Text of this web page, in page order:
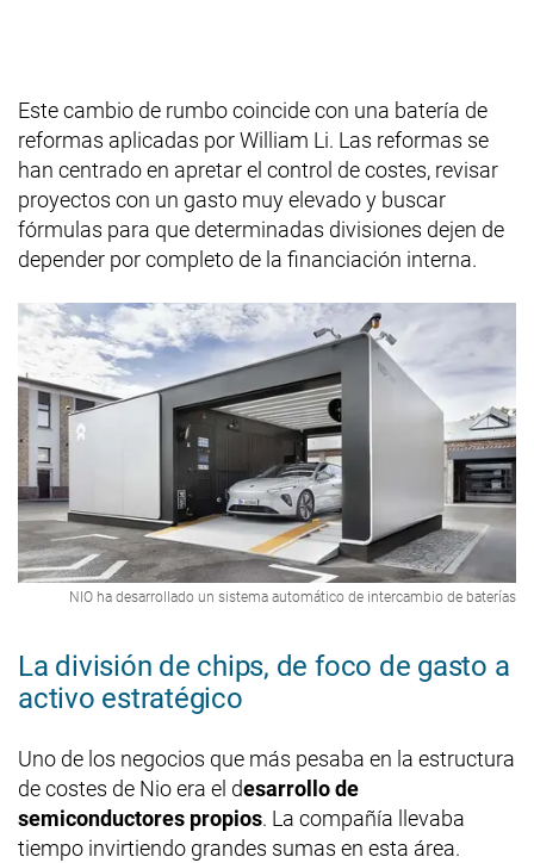
Este cambio de rumbo coincide con una batería de
reformas aplicadas por William Li. Las reformas se
han centrado en apretar el control de costes, revisar
proyectos con un gasto muy elevado y buscar
fórmulas para que determinadas divisiones dejen de
depender por completo de la financiación interna.
NIO ha desarrollado un sistema automático de intercambio de baterías
La división de chips, de foco de gasto a
activo estratégico
Uno de los negocios que más pesaba en la estructura
de costes de Nio era el desarrollo de
semiconductores propios. La compañía llevaba
tiempo invirtiendo grandes sumas en esta área.